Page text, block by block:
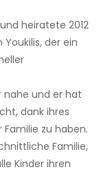
heiratete 2012
der ein
nahe und er hat
dank ihres
zu haben.
Familie,
Kinder ihren